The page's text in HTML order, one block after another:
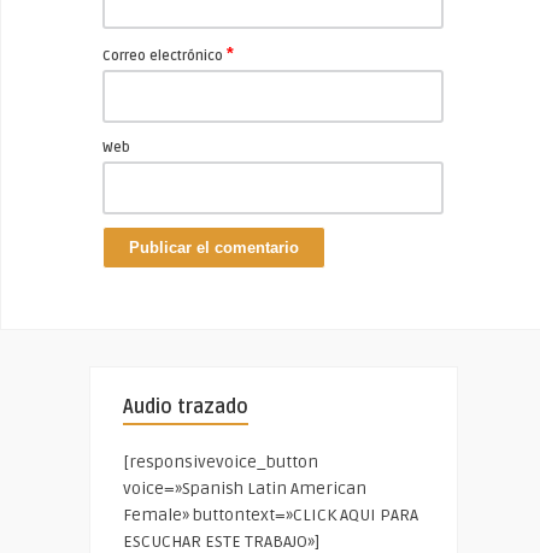
Correo electrónico *
Web
Audio trazado
[responsivevoice_button
voice=»Spanish Latin American
Female» buttontext=»CLICK AQUI PARA
ESCUCHAR ESTE TRABAJO»]